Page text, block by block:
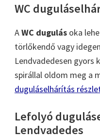
WC
AWC dugulás oka
törlőkendő vagy
Lendvadedesen gyors
spirállal oldom meg a
duguláselhárítás
Lefolyó
Lendvadedes